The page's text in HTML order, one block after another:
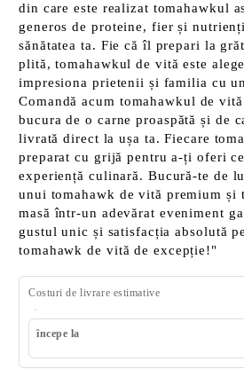
din care este realizat tomahawkul
generos de proteine, fier și
sănătatea ta. Fie că îl prepari la
plită, tomahawkul de vită este
impresiona prietenii și familia cu
Comandă acum tomahawkul de
bucura de o carne proaspătă și de
livrată direct la ușa ta. Fiecare
preparat cu grijă pentru a-ți oferi
experiență culinară. Bucură-te de
unui tomahawk de vită premium și
masă într-un adevărat eveniment
gustul unic și satisfacția absolută
tomahawk de vită de excepție!"
Costuri de livrare estimative
începe la